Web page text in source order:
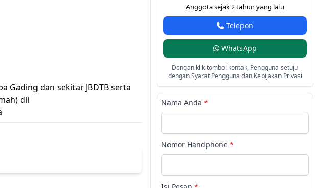
Gading dan sekitar JBDTB serta
dll
Anggota sejak 2 tahun yang lalu
Telepon
WhatsApp
Dengan klik tombol kontak, Pengguna setuju
dengan Syarat Pengguna dan Kebijakan Privasi
Nama Anda *
Nomor Handphone *